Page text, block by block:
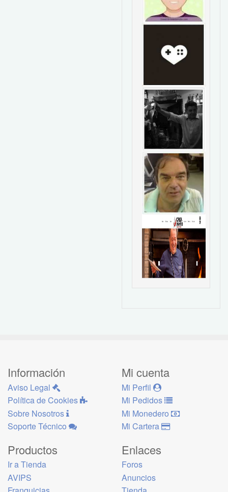
Información
Aviso Legal
Política de Cookies
Sobre Nosotros
Soporte Técnico
Mi cuenta
Mi Perfil
Mi Pedidos
Mi Monedero
Mi Cartera
Productos
Ir a Tienda
AVIPS
Enlaces
Foros
Anuncios